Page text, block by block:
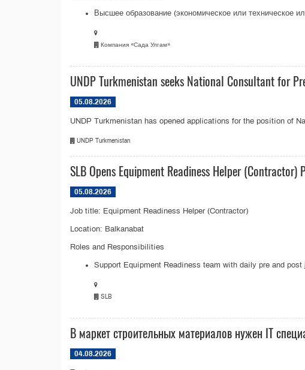
Высшее образование (экономическое или техническое
Компания «Сада Улгам»
UNDP Turkmenistan seeks National Consultant for
05.08.2026
UNDP Turkmenistan has opened applications for the position of
UNDP Turkmenistan
SLB Opens Equipment Readiness Helper
05.08.2026
Job title: Equipment Readiness Helper (Contractor)
Location: Balkanabat
Roles and Responsibilities
Support Equipment Readiness team with daily pre and
SLB
В маркет строительных материалов нужен IT
04.08.2026